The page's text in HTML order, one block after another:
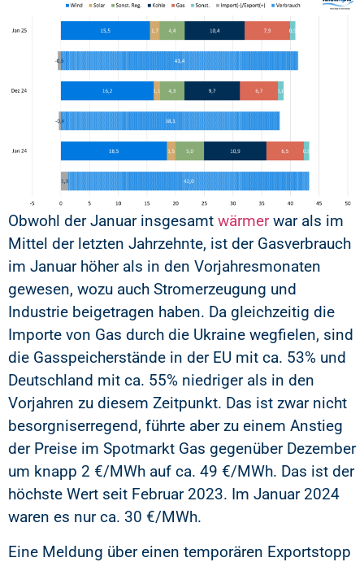
Obwohl der Januar insgesamt wärmerwar als im
Mittel der letzten Jahrzehnte, ist der Gasverbrauch
im Januar höher als in den Vorjahresmonaten
gewesen, wozu auch Stromerzeugung und
Industrie beigetragen haben. Da gleichzeitig die
Importe von Gas durch die Ukraine wegfielen, sind
die Gasspeicherstände in der EU mit ca. 53% und
Deutschland mit ca. 55% niedriger als in den
Vorjahren zu diesem Zeitpunkt. Das ist zwar nicht
besorgniserregend, führte aber zu einem Anstieg
der Preise im Spotmarkt Gas gegenüber Dezember
um knapp 2 €/MWh auf ca. 49 €/MWh. Das ist der
höchste Wert seit Februar 2023. Im Januar 2024
waren es nur ca. 30 €/MWh.
Eine Meldung über einen temporären Exportstopp